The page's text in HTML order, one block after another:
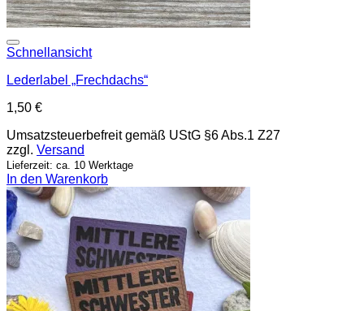
Schnellansicht
Lederlabel „Frechdachs“
1,50 €
Umsatzsteuerbefreit gemäß UStG §6 Abs.1 Z27
zzgl. Versand
Lieferzeit: ca. 10 Werktage
In den Warenkorb